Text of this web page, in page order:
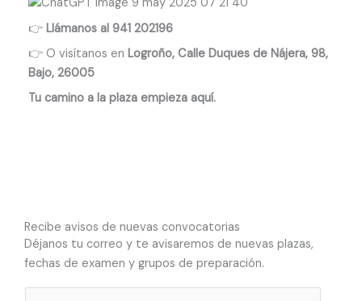
👉 Llámanos al 941 202196
👉 O visítanos en Logroño, Calle Duques de Nájera, 98,
Bajo, 26005
Tu camino a la plaza empieza aquí.
Recibe avisos de nuevas convocatorias
Déjanos tu correo y te avisaremos de nuevas plazas,
fechas de examen y grupos de preparación.